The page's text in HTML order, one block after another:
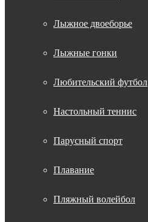
Лыжное двоеборье
Лыжные гонки
Любительский футбол
Настольный теннис
Парусный спорт
Плавание
Пляжный волейбол